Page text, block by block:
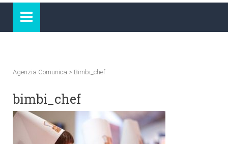
Agenzia Comunica > Bimbi_chef
bimbi_chef